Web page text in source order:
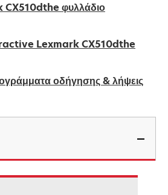
CX510dthe φυλλάδιο
Lexmark CX510dthe
οδήγησης & λήψεις